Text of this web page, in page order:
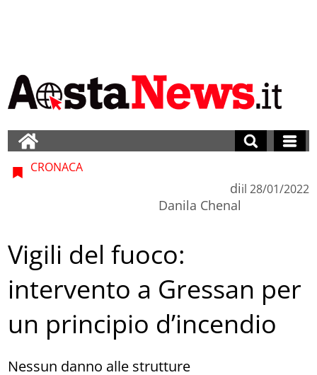
CRONACA
di
Danila Chenal
il 28/01/2022
Vigili del fuoco:
intervento a Gressan per
un principio d’incendio
Nessun danno alle strutture